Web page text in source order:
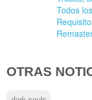
Todos
OTRAS